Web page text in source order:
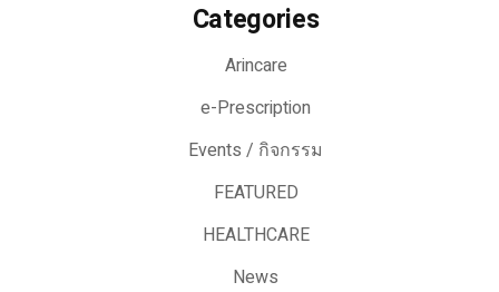
Categories
Arincare
e-Prescription
Events / กิจกรรม
FEATURED
HEALTHCARE
News